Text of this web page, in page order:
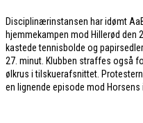
Disciplinærinstansen har idømt
hjemmekampen mod Hillerød den
kastede tennisbolde og
27. minut. Klubben straffes også
ølkrus i tilskuerafsnittet.
en lignende episode mod Horsens